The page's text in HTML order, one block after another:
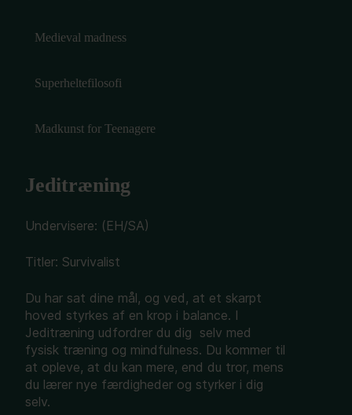
Medieval madness
Superheltefilosofi
Madkunst for Teenagere
Jeditræning
Undervisere: (EH/SA)
Titler: Survivalist
Du har sat dine mål, og ved, at et skarpt
hoved styrkes af en krop i balance. I
Jeditræning udfordrer du dig selv med
fysisk træning og mindfulness. Du kommer til
at opleve, at du kan mere, end du tror, mens
du lærer nye færdigheder og styrker i dig
selv.